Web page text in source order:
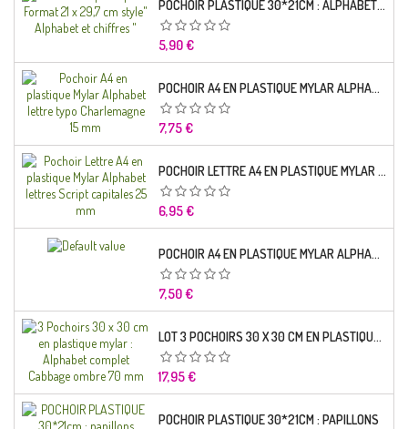
POCHOIR PLASTIQUE 30*21CM : ALPHABET (02)
Prix
5,90 €
POCHOIR A4 EN PLASTIQUE MYLAR ALPHABET LETTRE TYPO RAVIE 30 MM
Prix
7,75 €
POCHOIR LETTRE A4 EN PLASTIQUE MYLAR ALPHABET LETTRES SCRIPT CAPITALES 25 MM
Prix
6,95 €
POCHOIR A4 EN PLASTIQUE MYLAR ALPHABET LETTRE TYPO SCIENCE 35 MM
Prix
7,50 €
LOT 3 POCHOIRS 30 X 30 CM EN PLASTIQUE MYLAR : ALPHABET COMPLET CABBAGE OMBRE 70 MM
Prix
17,95 €
POCHOIR PLASTIQUE 30*21CM : PAPILLONS